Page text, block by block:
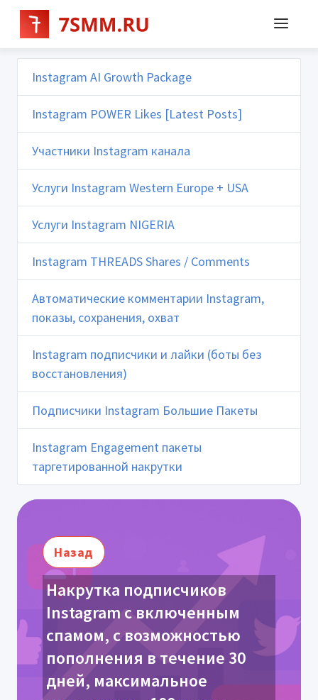
Instagram AI Growth Package
Instagram POWER Likes [Latest Posts]
Участники Instagram канала
Услуги Instagram Western Europe + USA
Услуги Instagram NIGERIA
Instagram THREADS Shares / Comments
Автоматические комментарии Instagram,
показы, сохранения, охват
Instagram подписчики и лайки (боты без
восстановления)
Подписчики Instagram Большие Пакеты
Instagram Engagement пакеты
таргетированной накрутки
Назад
Накрутка подписчиков
Instagram с включенным
спамом, с возможностью
пополнения в течение 30
дней, максимальное